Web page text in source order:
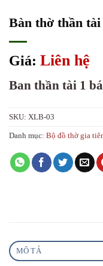
Bàn thờ thần
Giá: Liên hệ
Ban thần tài 1
SKU: XLB-03
Danh mục: Bộ đồ thờ gia
MÔ TẢ